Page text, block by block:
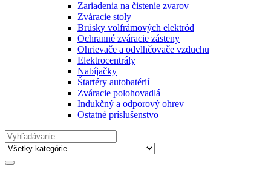
Zariadenia na čistenie zvarov
Zváracie stoly
Brúsky volfrámových elektród
Ochranné zváracie zásteny
Ohrievače a odvlhčovače vzduchu
Elektrocentrály
Nabíjačky
Štartéry autobatérií
Zváracie polohovadlá
Indukčný a odporový ohrev
Ostatné príslušenstvo
Search
for: